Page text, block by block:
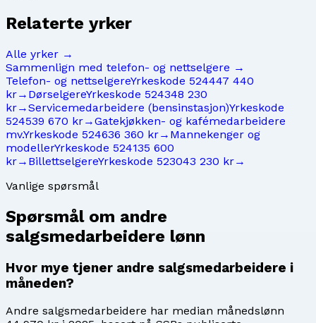
Relaterte yrker
Alle yrker →
Sammenlign med telefon- og nettselgere →
Telefon- og nettselgereYrkeskode 524447 440
kr→ DørselgereYrkeskode 524348 230
kr→Servicemedarbeidere (bensinstasjon)Yrkeskode
524539 670 kr→Gatekjøkken- og kafémedarbeidere
mv.Yrkeskode 524636 360 kr→ Mannekenger og
modellerYrkeskode 524135 600
kr→ BillettselgereYrkeskode 523043 230 kr→
Vanlige spørsmål
Spørsmål om andre
salgsmedarbeidere lønn
Hvor mye tjener andre salgsmedarbeidere i
måneden?
Andre salgsmedarbeidere har median månedslønn